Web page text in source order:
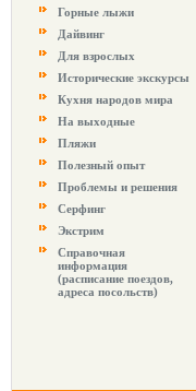
Горные лыжи
Дайвинг
Для взрослых
Исторические экскурсы
Кухня народов мира
На выходные
Пляжи
Полезный опыт
Проблемы и решения
Серфинг
Экстрим
Справочная
информация
(расписание поездов,
адреса посольств)